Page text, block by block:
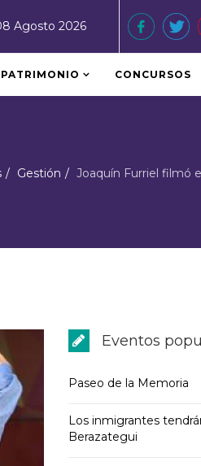
Agosto 2026
PATRIMONIO CONCURSOS
Gestión Joaquín Furriel filmó
Eventos
Paseo de la Memoria
Los inmigrantes
Berazategui